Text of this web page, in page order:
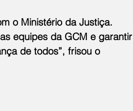
o Ministério da Justiça.
equipes da GCM e garantir
de todos”, frisou o